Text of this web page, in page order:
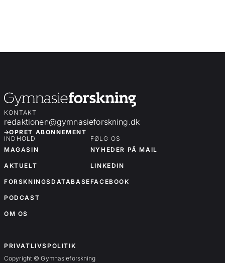
KONTAKT
redaktionen@gymnasieforskning.dk
OPRET ABONNEMENT
INDHOLD
MAGASIN
AKTUELT
FORSKNINGSDATABASE
PODCAST
OM OS
FØLG OS
NYHEDER PÅ MAIL
LINKEDIN
FACEBOOK
PRIVATLIVSPOLITIK
Forskningsartikler
Copyright © Gymnasieforskning